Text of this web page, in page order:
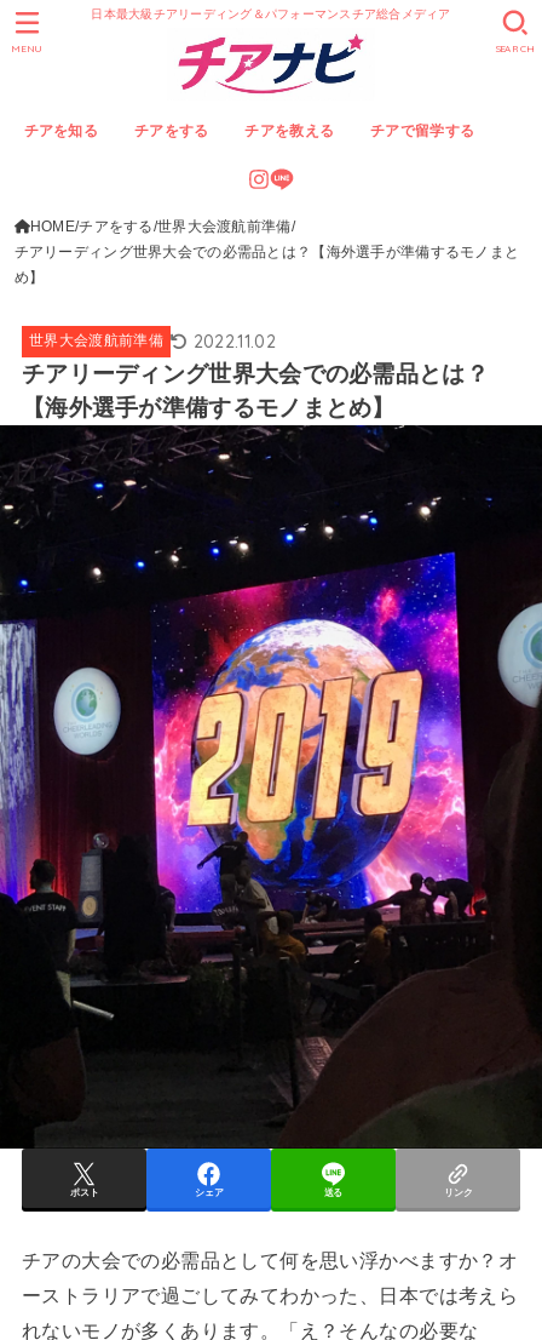
日本最大級チアリーディング＆パフォーマンスチア総合メディア
チアを知る チアをする チアを教える チアで留学する
SEARCH
MENU
HOME チアをする 世界大会渡航前準備
チアリーディング世界大会での必需品とは？【海外選手が準備するモノまと
め】
世界大会渡航前準備 2022.11.02
チアリーディング世界大会での必需品とは？
【海外選手が準備するモノまとめ】
ポスト シェア 送る リンク
チアの大会での必需品として何を思い浮かべますか？オ
ーストラリアで過ごしてみてわかった、日本では考えら
れないモノが多くあります。「え？そんなの必要な